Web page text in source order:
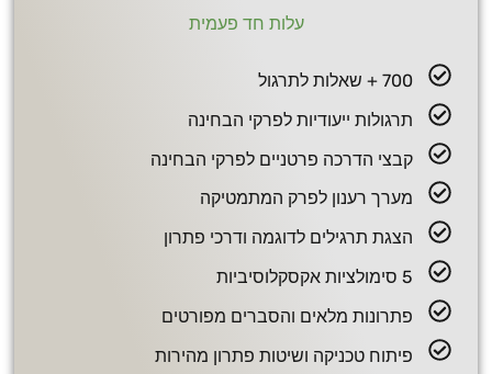
עלות חד פעמית
700 + שאלות לתרגול
תרגולות ייעודיות לפרקי הבחינה
קבצי הדרכה פרטניים לפרקי הבחינה
מערך רענון לפרק המתמטיקה
הצגת תרגילים לדוגמה ודרכי פתרון
5 סימולציות אקסקלוסיביות
פתרונות מלאים והסברים מפורטים
פיתוח טכניקה ושיטות פתרון מהירות